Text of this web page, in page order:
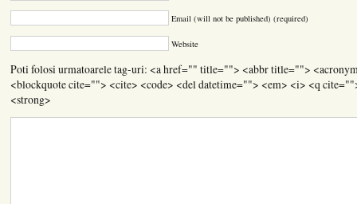
Email (will not be published) (required)
Website
Poti folosi urmatoarele tag-uri: <a href="" title=""> <abbr title="">
<blockquote cite=""> <cite> <code> <del datetime=""> <em> <i> <q
<strong>